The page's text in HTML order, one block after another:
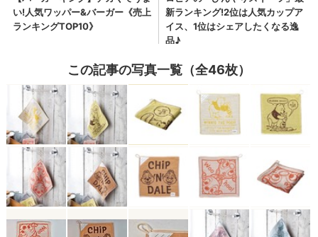
この記事の写真一覧（全46枚）